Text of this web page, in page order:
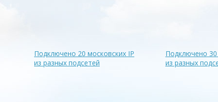
Подключено 20 московских IP
из разных подсетей
Подключено 30
из разных